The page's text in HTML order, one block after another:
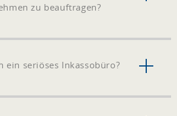
zu beauftragen?
ein seriöses Inkassobüro?